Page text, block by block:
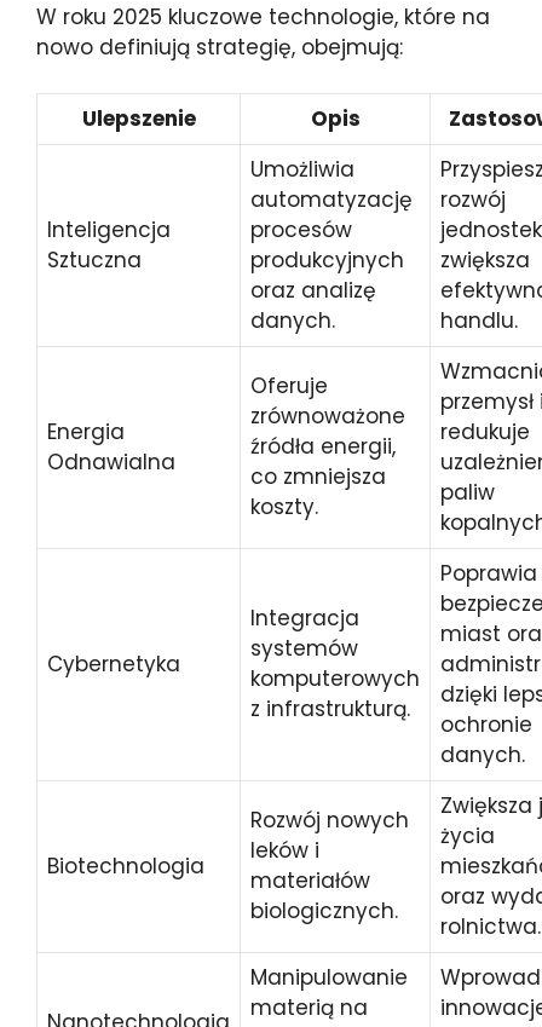
W roku 2025 kluczowe technologie, które na
nowo definiują strategię, obejmują:
Ulepszenie Opis
Inteligencja
Sztuczna
Umożliwia
automatyzację
procesów
produkcyjnych
oraz analizę
danych.
rozwój
zwiększa
handlu.
Energia
Odnawialna
Oferuje
zrównoważone
źródła energii,
co zmniejsza
koszty.
przemysł
redukuje
paliw
Cybernetyka
Integracja
systemów
komputerowych
z infrastrukturą.
Poprawia
miast
dzięki
ochronie
danych.
Biotechnologia
Rozwój nowych
leków i
materiałów
biologicznych.
Zwiększa
życia
oraz
rolnictwa.
Manipulowanie
materią na